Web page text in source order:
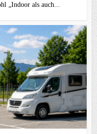
„Indoor als auch...